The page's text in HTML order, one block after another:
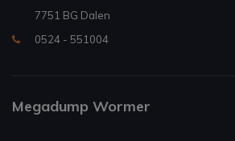
7751 BG Dalen
0524 - 551004
Megadump Wormer